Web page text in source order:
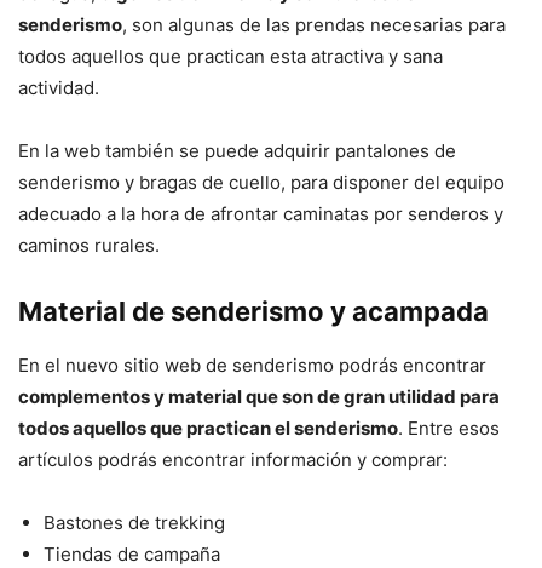
senderismo, son algunas de las prendas necesarias para
todos aquellos que practican esta atractiva y sana
actividad.
En la web también se puede adquirir pantalones de
senderismo y bragas de cuello, para disponer del equipo
adecuado a la hora de afrontar caminatas por senderos y
caminos rurales.
Material de senderismo y acampada
En el nuevo sitio web de senderismo podrás encontrar
complementos y material que son de gran utilidad para
todos aquellos que practican el senderismo. Entre esos
artículos podrás encontrar información y comprar:
Bastones de trekking
Tiendas de campaña